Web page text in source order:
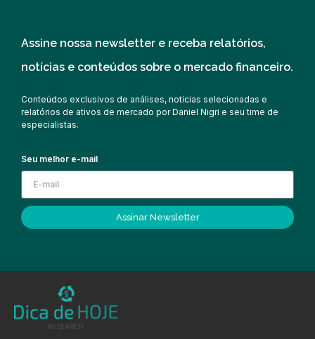
Assine nossa newsletter e receba relatórios,
notícias e conteúdos sobre o mercado financeiro.
Conteúdos exclusivos de análises, notícias selecionadas e
relatórios de ativos de mercado por Daniel Nigri e seu time de
especialistas.
Seu melhor e-mail
Assinar Newsletter